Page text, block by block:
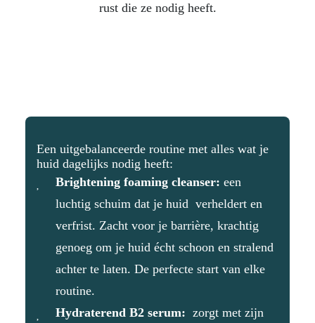
rust die ze nodig heeft.
Een uitgebalanceerde routine met alles wat je
huid dagelijks nodig heeft:
Brightening foaming cleanser: een
luchtig schuim dat je huid verheldert en
verfrist. Zacht voor je barrière, krachtig
genoeg om je huid écht schoon en stralend
achter te laten. De perfecte start van elke
routine.
Hydraterend B2 serum: zorgt met zijn